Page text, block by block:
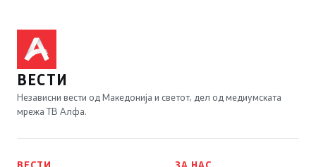
ВЕСТИ
Независни вести од Македонија и светот, дел од медиумската
мрежа ТВ Алфа.